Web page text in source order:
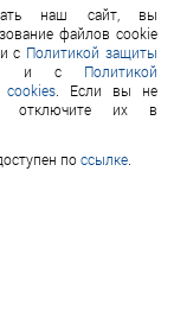
наш сайт, вы
файлов cookie
с Политикой защиты
и с Политикой
. Если вы не
отключите их в
поссылке